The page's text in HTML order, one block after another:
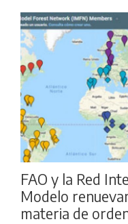
FAO y la Red
Modelo
materia de